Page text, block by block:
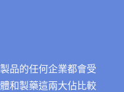
品的任何企業都會受
和製藥這兩大佔比較